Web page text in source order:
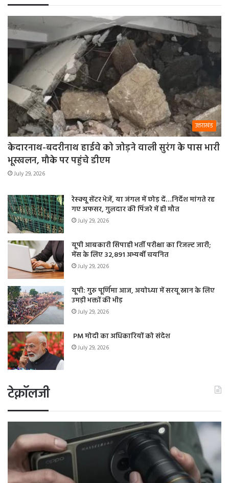
उत्तराखंड
केदारनाथ-बदरीनाथ हाईवे को जोड़ने वाली सुरंग के पास भारी
भूस्खलन, मौके पर पहुंचे डीएम
July 29, 2026
रेस्क्यू सेंटर भेजें, या जंगल में छोड़ दें…निर्देश मांगते रह
गए अफसर, गुलदार की पिंजरे में ही मौत
July 29, 2026
यूपी आबकारी सिपाही भर्ती परीक्षा का रिजल्ट जारी;
मेंस के लिए 32,891 अभ्यर्थी चयनित
July 29, 2026
यूपी: गुरु पूर्णिमा आज, अयोध्या में सरयू स्नान के लिए
उमड़ी भक्तों की भीड़
July 29, 2026
PM मोदी का अधिकारियों को संदेश
July 29, 2026
टेक्नॉलजी